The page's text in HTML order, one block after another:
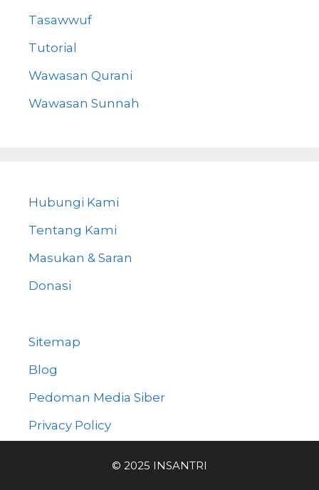
Tasawwuf
Tutorial
Wawasan Qurani
Wawasan Sunnah
Hubungi Kami
Tentang Kami
Masukan & Saran
Donasi
Sitemap
Blog
Pedoman Media Siber
Privacy Policy
© 2025 INSANTRI